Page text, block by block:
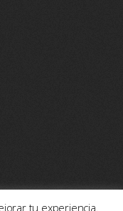
tu experiencia.